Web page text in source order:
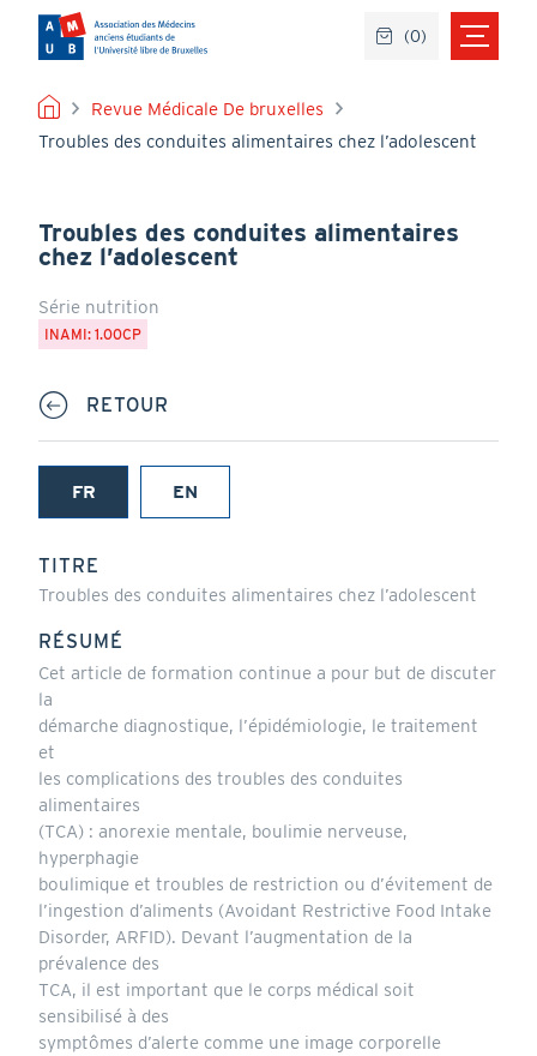
contenu
principal
FIL
D'ARIANE
Revue Médicale De bruxelles
Troubles des conduites alimentaires chez l’adolescent
Troubles des conduites alimentaires
chez l’adolescent
Série nutrition
INAMI: 1.00CP
RETOUR
FR
(onglet
EN
TITRE
Troubles des conduites alimentaires chez l’adolescent
RÉSUMÉ
Cet article de formation continue a pour but de discuter
la
démarche diagnostique, l’épidémiologie, le traitement
et
les complications des troubles des conduites
alimentaires
(TCA) : anorexie mentale, boulimie nerveuse,
hyperphagie
boulimique et troubles de restriction ou d’évitement de
l’ingestion d’aliments (Avoidant Restrictive Food Intake
Disorder, ARFID). Devant l’augmentation de la
prévalence des
TCA, il est important que le corps médical soit
sensibilisé à des
symptômes d’alerte comme une image corporelle
(0)